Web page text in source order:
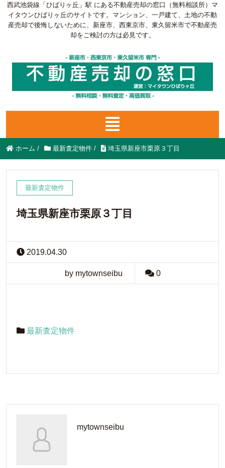
西武池袋線「ひばりヶ丘」駅 にある不動産売却の窓口（無料相談所）マ
イタウンひばりヶ丘のサイトです。マンション、一戸建て、土地の不動
産売却で後悔しないために、新座市、西東京市、東久留米市で不動産売
却をご検討の方は必見です。
ホーム / 最新査定物件 / 埼玉県新座市栗原３丁目
最新査定物件
埼玉県新座市栗原３丁目
2019.04.30
by mytownseibu 0
最新査定物件
mytownseibu